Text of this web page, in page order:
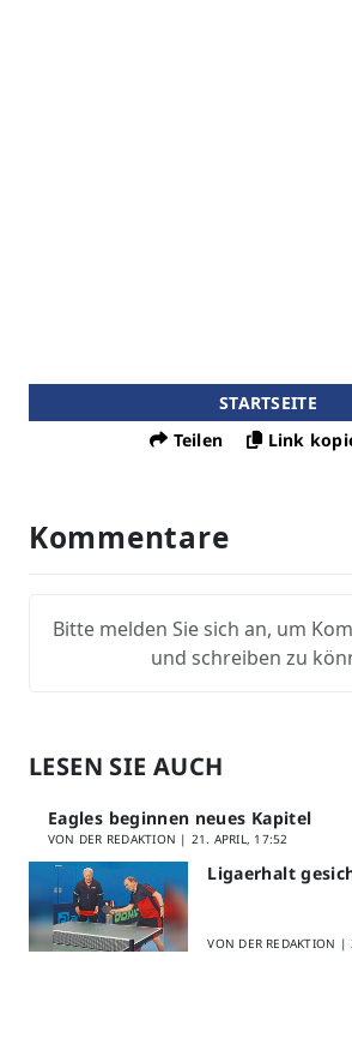
STARTSEITE
Teilen
Link
Kommentare
Bitte melden Sie sich an, um
und schreiben zu
LESEN SIE AUCH
Eagles beginnen neues Kapitel
VON DER REDAKTION | 21. APRIL, 17:52
Ligaerhalt
VON DER REDAKTION |